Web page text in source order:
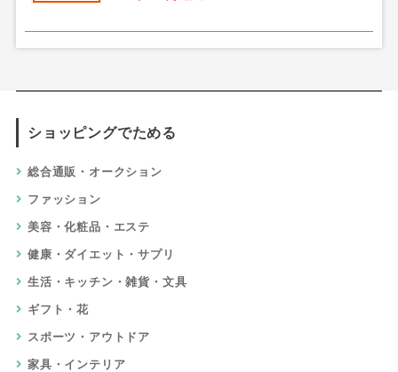
ショッピングでためる
総合通販・オークション
ファッション
美容・化粧品・エステ
健康・ダイエット・サプリ
生活・キッチン・雑貨・文具
ギフト・花
スポーツ・アウトドア
家具・インテリア